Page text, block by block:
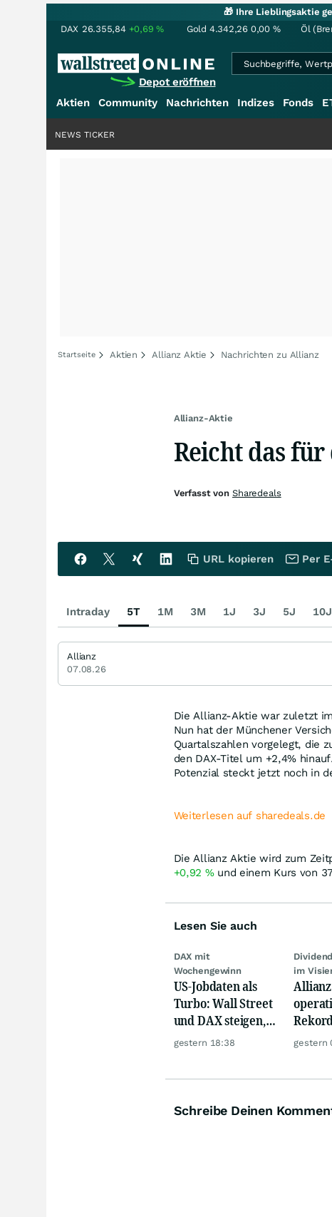
🎁 Ihre Lieblingsaktie
DAX 26.355,84 +0,69% Gold 4.342,26 0,00 % Öl
Depot eröffnen
Aktien Community Nachrichten Indizes Fonds
NEWS TICKER
Startseite Aktien Allianz Aktie Nachrichten zu Allianz
Allianz-Aktie
Reicht das für
Die Allianz-Aktie war zuletzt
Nun hat der Münchener
Quartalszahlen vorgelegt, die
den DAX-Titel um +2,4%
Potenzial steckt jetzt noch in
Weiterlesen auf sharedeals.de
Die Allianz Aktie wird zum
+0,92 %und einem Kurs von
Lesen Sie auch
DAX mit
Wochengewinn
US-Jobdaten als
Turbo: Wall Street
und DAX steigen,
Gold glänzt
gestern 18:38
im
doch
gestern
Schreibe Deinen
Verfasst von Sharedeals
URL kopieren Per
Intraday 5T 1M 3M 1J 3J 5J 10J
Allianz
07.08.26